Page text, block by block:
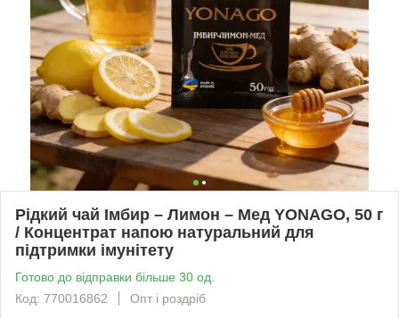
Рідкий чай Імбир – Лимон – Мед YONAGO, 50 г
/ Концентрат напою натуральний для
підтримки імунітету
Готово до відправки більше 30 од.
Код: 770016862
Опт і роздріб